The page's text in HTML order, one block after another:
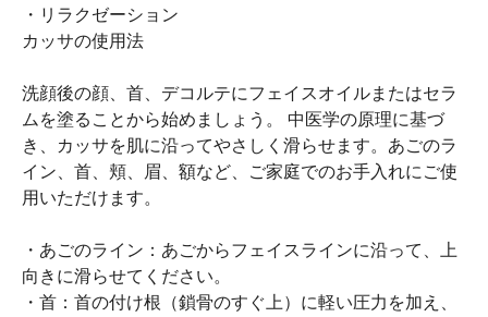
・リラクゼーション
カッサの使用法
洗顔後の顔、首、デコルテにフェイスオイルまたはセラ
ムを塗ることから始めましょう。 中医学の原理に基づ
き、カッサを肌に沿ってやさしく滑らせます。あごのラ
イン、首、頬、眉、額など、ご家庭でのお手入れにご使
用いただけます。
・あごのライン：あごからフェイスラインに沿って、上
向きに滑らせてください。
・首：首の付け根（鎖骨のすぐ上）に軽い圧力を加え、